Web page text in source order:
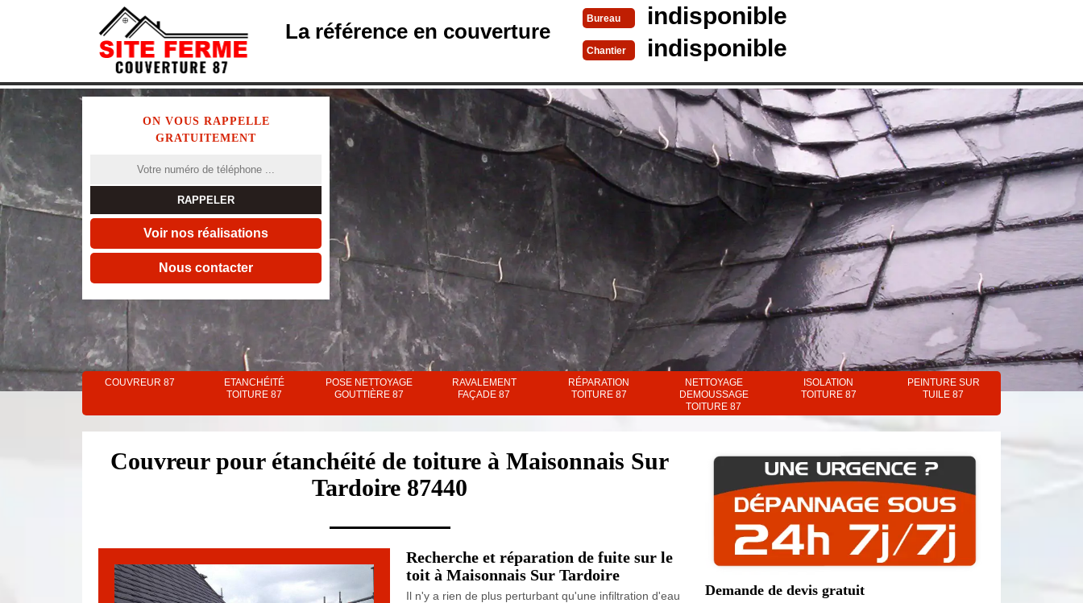
La référence en couverture
Bureau indisponible
Chantier indisponible
ON VOUS RAPPELLE
GRATUITEMENT
Voir nos réalisations
Nous contacter
COUVREUR 87
ETANCHÉITÉ
TOITURE 87
POSE NETTOYAGE
GOUTTIÈRE 87
RAVALEMENT
FAÇADE 87
RÉPARATION
TOITURE 87
NETTOYAGE
DEMOUSSAGE
TOITURE 87
ISOLATION
TOITURE 87
PEINTURE SUR
TUILE 87
Couvreur pour étanchéité de toiture à Maisonnais Sur
Tardoire 87440
Recherche et réparation de fuite sur le
toit à Maisonnais Sur Tardoire
Il n'y a rien de plus perturbant qu'une infiltration d'eau
Demande de devis gratuit